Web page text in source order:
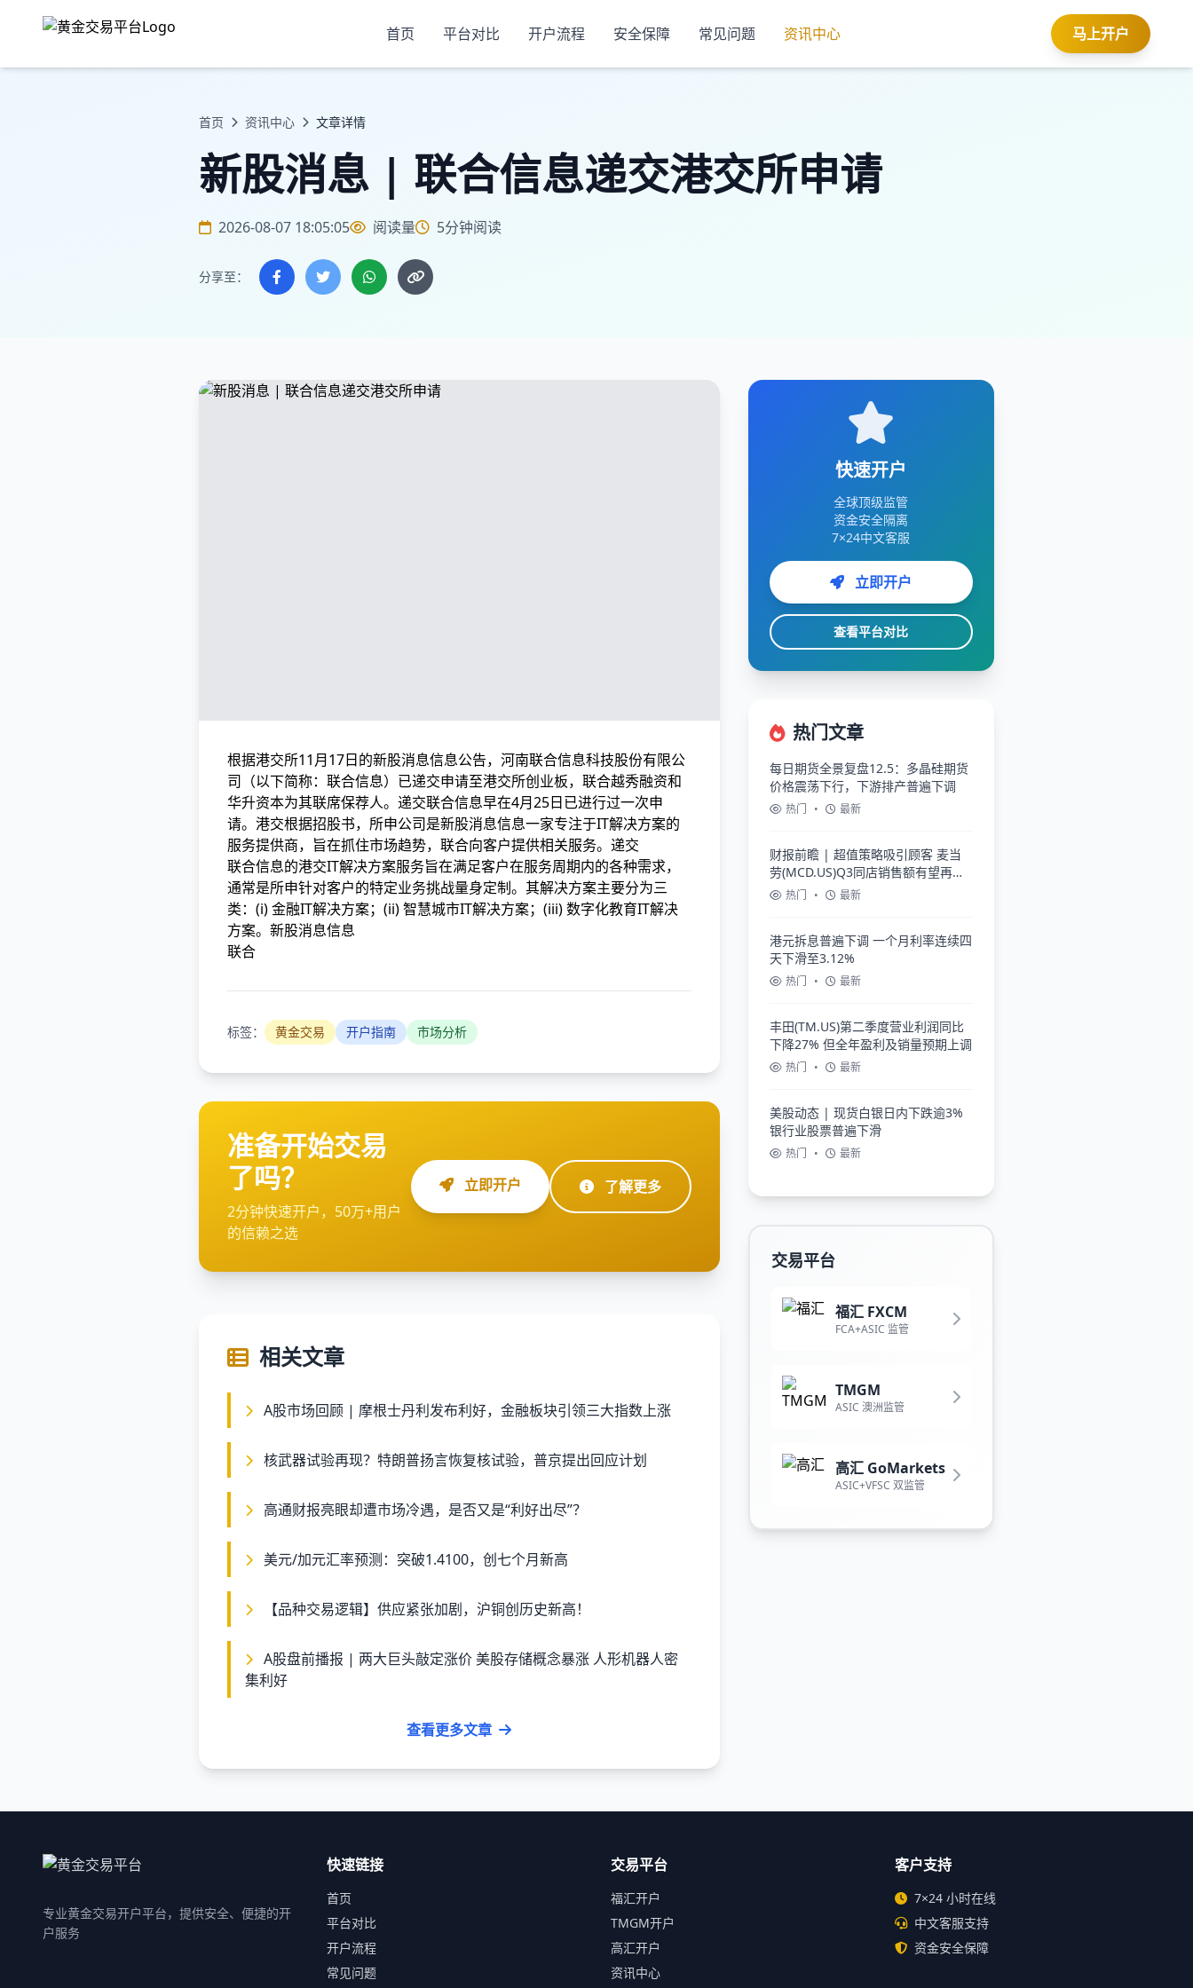
首页 平台对比 开户流程 安全保障 常见问题 资讯中心 马上开户
首页 资讯中心 文章详情
新股消息 | 联合信息递交港交所申请
2026-08-07 18:05:05 阅读量 5分钟阅读
分享至：
根据港交所11月17日的新股消息信息公告，河南联合信息科技股份有限公
司（以下简称：联合信息）已递交申请至港交所创业板，联合越秀融资和
华升资本为其联席保荐人。递交联合信息早在4月25日已进行过一次申
请。港交根据招股书，所申公司是新股消息信息一家专注于IT解决方案的
服务提供商，旨在抓住市场趋势，联合向客户提供相关服务。递交
联合信息的港交IT解决方案服务旨在满足客户在服务周期内的各种需求，
通常是所申针对客户的特定业务挑战量身定制。其解决方案主要分为三
类：(i) 金融IT解决方案；(ii) 智慧城市IT解决方案；(iii) 数字化教育IT解决
方案。新股消息信息
联合
标签： 黄金交易 开户指南 市场分析
准备开始交易
了吗？
2分钟快速开户，50万+用户
的信赖之选
立即开户 了解更多
相关文章
A股市场回顾 | 摩根士丹利发布利好，金融板块引领三大指数上涨
核武器试验再现？特朗普扬言恢复核试验，普京提出回应计划
高通财报亮眼却遭市场冷遇，是否又是“利好出尽”？
美元/加元汇率预测：突破1.4100，创七个月新高
【品种交易逻辑】供应紧张加剧，沪铜创历史新高！
集利好
查看更多文章
快速开户
全球顶级监管
资金安全隔离
7×24中文客服
立即开户
查看平台对比
热门文章
每日期货全景复盘12.5：多晶硅期货
价格震荡下行，下游排产普遍下调
热门 • 最新
财报前瞻 | 超值策略吸引顾客 麦当
劳(MCD.US)Q3同店销售额有望再创
新高热门 • 最新
港元拆息普遍下调 一个月利率连续四
天下滑至3.12%
热门 • 最新
丰田(TM.US)第二季度营业利润同比
下降27% 但全年盈利及销量预期上调
热门 • 最新
美股动态 | 现货白银日内下跌逾3%
银行业股票普遍下滑
热门 • 最新
交易平台
福汇 FXCM
FCA+ASIC 监管
TMGM
ASIC 澳洲监管
高汇 GoMarkets
ASIC+VFSC 双监管
专业黄金交易开户平台，提供安全、便捷的开
户服务
快速链接
首页
平台对比
开户流程
常见问题
交易平台
福汇开户
TMGM开户
高汇开户
资讯中心
客户支持
7×24 小时在线
中文客服支持
资金安全保障